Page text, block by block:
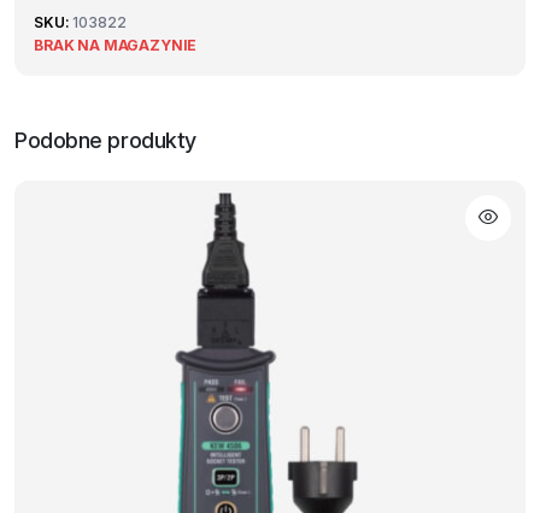
SKU: 103822
BRAK NA MAGAZYNIE
Podobne produkty